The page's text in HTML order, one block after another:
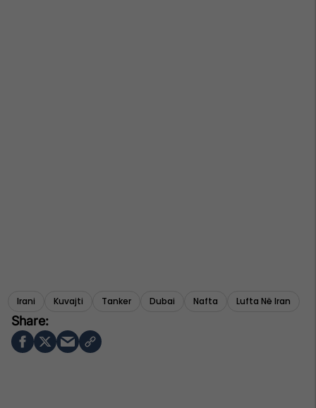
Irani Kuvajti Tanker Dubai Nafta Lufta Në Iran